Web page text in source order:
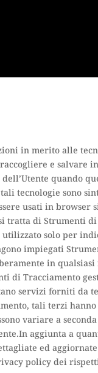
in merito alle
e salvare
quando
tecnologie sono
usati in
tratta di Strumenti
utilizzato solo per
impiegati
in
di Tracciamento
servizi forniti da
tali terzi
variare a
aggiunta a
ed
policy dei